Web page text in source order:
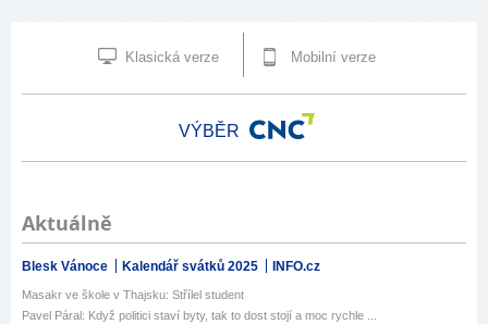
Klasická verze Mobilní verze
VÝBĚR
Aktuálně
Blesk Vánoce Kalendář svátků 2025 INFO.cz
Masakr ve škole v Thajsku: Střílel student
Pavel Páral: Když politici staví byty, tak to dost stojí a moc rychle ...